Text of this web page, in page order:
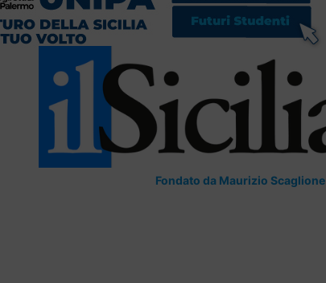
Fondato da Maurizio Scaglione